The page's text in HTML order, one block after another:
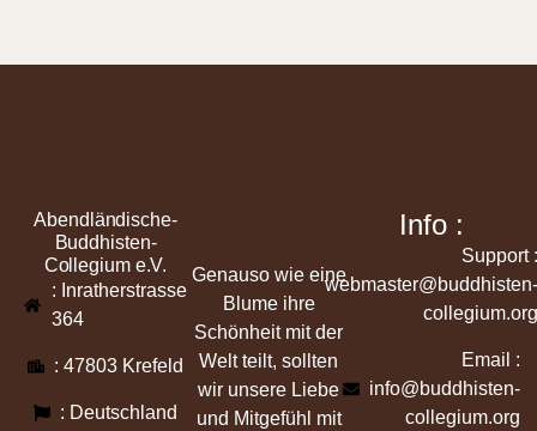
Abendländische-
Buddhisten-
Collegium e.V.
: Inratherstrasse
364
: 47803 Krefeld
: Deutschland
Genauso wie eine
Blume ihre
Schönheit mit der
Welt teilt, sollten
wir unsere Liebe
und Mitgefühl mit
Info :
Support :
webmaster@buddhisten-
collegium.org
Email :
info@buddhisten-
collegium.org